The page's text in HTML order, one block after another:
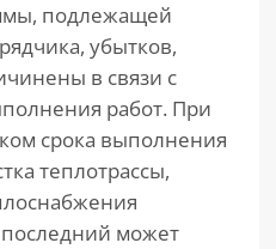
подлежащей
убытков,
в связи с
работ. При
срока выполнения
теплотрассы,
последний может